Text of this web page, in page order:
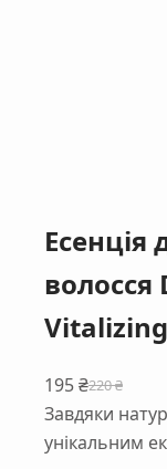
Есенція
волосся
220₴
ціна:
220 ₴.
195₴
Поточна
ціна:
195 ₴.
Завдяки
унікальним